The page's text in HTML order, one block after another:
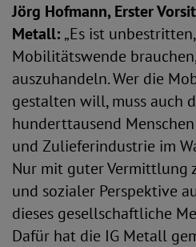
Jörg Hofmann, Erster
Metall: „Es ist
Mobilitätswende
auszuhandeln. Wer die
gestalten will, muss auch
hunderttausend
und Zulieferindustrie im
Nur mit guter Vermittlung
und sozialer Perspektive
dieses gesellschaftliche
Dafür hat die IG Metall